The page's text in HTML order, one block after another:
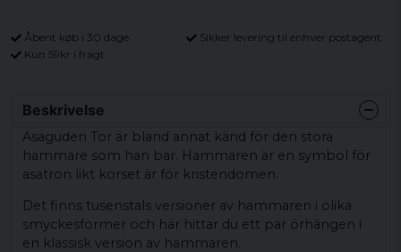
Åbent køb i 30 dage
Sikker levering til enhver postagent
Kun 59kr i fragt
Beskrivelse
Asaguden Tor är bland annat känd för den stora
hammare som han bar. Hammaren är en symbol för
asatron likt korset är för kristendomen.
Det finns tusenstals versioner av hammaren i olika
smyckesformer och här hittar du ett par örhängen i
en klassisk version av hammaren.